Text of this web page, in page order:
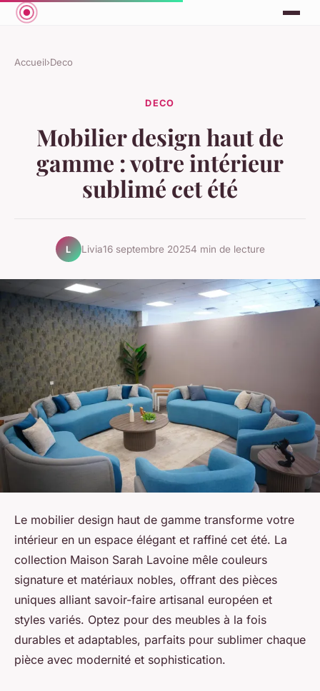
Accueil›Deco
DECO
Mobilier design haut de
gamme : votre intérieur
sublimé cet été
L Livia16 septembre 20254 min de lecture
Le mobilier design haut de gamme transforme votre
intérieur en un espace élégant et raffiné cet été. La
collection Maison Sarah Lavoine mêle couleurs
signature et matériaux nobles, offrant des pièces
uniques alliant savoir-faire artisanal européen et
styles variés. Optez pour des meubles à la fois
durables et adaptables, parfaits pour sublimer chaque
pièce avec modernité et sophistication.